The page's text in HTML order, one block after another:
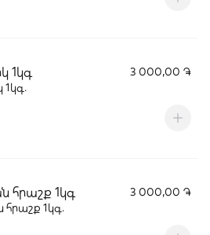
1կգ
3 000,00 ֏
1կգ․
հրաշք 1կգ
3 000,00 ֏
հրաշք 1կգ․